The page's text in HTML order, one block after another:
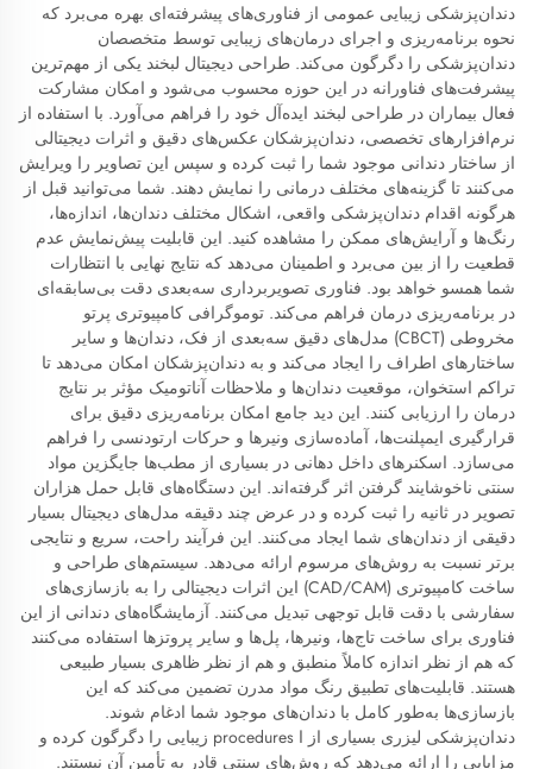
دندان‌پزشکی زیبایی عمومی از فناوری‌های پیشرفته‌ای بهره می‌برد که
نحوه برنامه‌ریزی و اجرای درمان‌های زیبایی توسط متخصصان
دندان‌پزشکی را دگرگون می‌کند. طراحی دیجیتال لبخند یکی از مهم‌ترین
پیشرفت‌های فناورانه در این حوزه محسوب می‌شود و امکان مشارکت
فعال بیماران در طراحی لبخند ایده‌آل خود را فراهم می‌آورد. با استفاده از
نرم‌افزارهای تخصصی، دندان‌پزشکان عکس‌های دقیق و اثرات دیجیتالی
از ساختار دندانی موجود شما را ثبت کرده و سپس این تصاویر را ویرایش
می‌کنند تا گزینه‌های مختلف درمانی را نمایش دهند. شما می‌توانید قبل از
هرگونه اقدام دندان‌پزشکی واقعی، اشکال مختلف دندان‌ها، اندازه‌ها،
رنگ‌ها و آرایش‌های ممکن را مشاهده کنید. این قابلیت پیش‌نمایش عدم
قطعیت را از بین می‌برد و اطمینان می‌دهد که نتایج نهایی با انتظارات
شما همسو خواهد بود. فناوری تصویربرداری سه‌بعدی دقت بی‌سابقه‌ای
در برنامه‌ریزی درمان فراهم می‌کند. توموگرافی کامپیوتری پرتو
مخروطی (CBCT) مدل‌های دقیق سه‌بعدی از فک، دندان‌ها و سایر
ساختارهای اطراف را ایجاد می‌کند و به دندان‌پزشکان امکان می‌دهد تا
تراکم استخوان، موقعیت دندان‌ها و ملاحظات آناتومیک مؤثر بر نتایج
درمان را ارزیابی کنند. این دید جامع امکان برنامه‌ریزی دقیق برای
قرارگیری ایمپلنت‌ها، آماده‌سازی ونیرها و حرکات ارتودنسی را فراهم
می‌سازد. اسکنرهای داخل دهانی در بسیاری از مطب‌ها جایگزین مواد
سنتی ناخوشایند گرفتن اثر گرفته‌اند. این دستگاه‌های قابل حمل هزاران
تصویر در ثانیه را ثبت کرده و در عرض چند دقیقه مدل‌های دیجیتال بسیار
دقیقی از دندان‌های شما ایجاد می‌کنند. این فرآیند راحت، سریع و نتایجی
برتر نسبت به روش‌های مرسوم ارائه می‌دهد. سیستم‌های طراحی و
ساخت کامپیوتری (CAD/CAM) این اثرات دیجیتالی را به بازسازی‌های
سفارشی با دقت قابل توجهی تبدیل می‌کنند. آزمایشگاه‌های دندانی از این
فناوری برای ساخت تاج‌ها، ونیرها، پل‌ها و سایر پروتزها استفاده می‌کنند
که هم از نظر اندازه کاملاً منطبق و هم از نظر ظاهری بسیار طبیعی
هستند. قابلیت‌های تطبیق رنگ مواد مدرن تضمین می‌کند که این
بازسازی‌ها به‌طور کامل با دندان‌های موجود شما ادغام شوند.
دندان‌پزشکی لیزری بسیاری از ا procedures زیبایی را دگرگون کرده و
مزایایی را ارائه می‌دهد که روش‌های سنتی قادر به تأمین آن نیستند.